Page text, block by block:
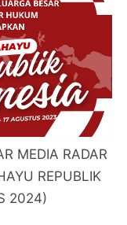
MEDIA RADAR
REPUBLIK
2024)